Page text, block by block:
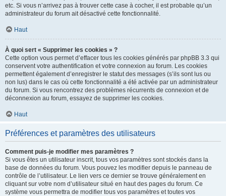
etc. Si vous n’arrivez pas à trouver cette case à cocher, il est probable qu’un
administrateur du forum ait désactivé cette fonctionnalité.
Haut
À quoi sert « Supprimer les cookies » ?
Cette option vous permet d’effacer tous les cookies générés par phpBB 3.3 qui
conservent votre authentification et votre connexion au forum. Les cookies
permettent également d’enregistrer le statut des messages (s’ils sont lus ou
non lus) dans le cas où cette fonctionnalité a été activée par un administrateur
du forum. Si vous rencontrez des problèmes récurrents de connexion et de
déconnexion au forum, essayez de supprimer les cookies.
Haut
Préférences et paramètres des utilisateurs
Comment puis-je modifier mes paramètres ?
Si vous êtes un utilisateur inscrit, tous vos paramètres sont stockés dans la
base de données du forum. Vous pouvez les modifier depuis le panneau de
contrôle de l’utilisateur. Le lien vers ce dernier se trouve généralement en
cliquant sur votre nom d’utilisateur situé en haut des pages du forum. Ce
système vous permettra de modifier tous vos paramètres et toutes vos